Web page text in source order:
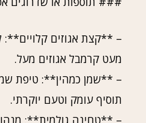
– **קצת אגוזים קלויים**:
מעט קרמבל אגוזים מעל.
– **שמן כמהין**: טיפת
תוסיף עומק וטעם יוקרתי.